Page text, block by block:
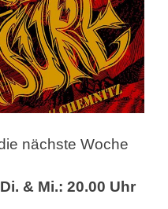
nächste Woche
& Mi.: 20.00 Uhr